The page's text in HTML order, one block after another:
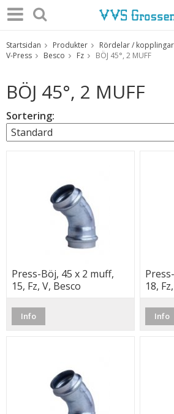
Produkten har blivit tillagd i
Startsidan Produkter Rördelar / kopplingar
V-Press
Besco Fz BÖJ 45°, 2 MUFF
BÖJ 45°, 2 MUFF
Sortering:
Press-Böj, 45 x 2 muff,
15, Fz, V, Besco
Info
18,
Info